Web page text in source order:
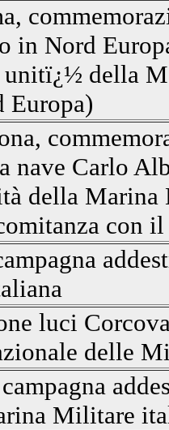
in Nord
unitï¿½ della
Europa)
nave Carlo
della Marina
con
luci
delle
Militare